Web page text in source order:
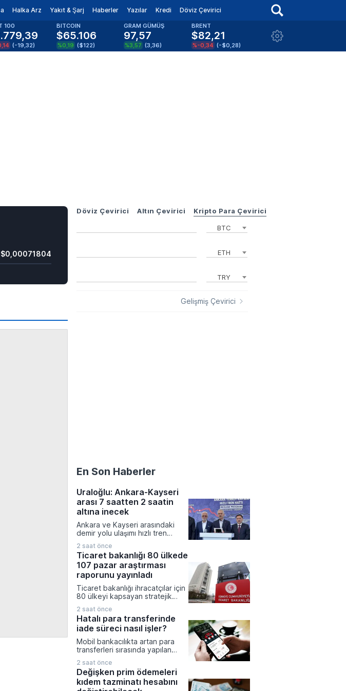
Halka Arz Yakıt & Şarj Haberler Yazılar Kredi Döviz Çevirici
100
(-19,32)
BITCOIN
$65.106
%0,19 ($122)
GRAM GÜMÜŞ
97,57
%3,57 (3,36)
BRENT
$82,21
%-0,34 (-$0,28)
Döviz Çevirici Altın Çevirici Kripto Para Çevirici
BTC
ETH
TRY
Gelişmiş Çevirici
En Son Haberler
Uraloğlu: Ankara-Kayseri
arası 7 saatten 2 saatin
altına inecek
Ankara ve Kayseri arasındaki
demir yolu ulaşımı hızlı tren
yolculuk süresinde devrim
niteliğinde bir kısalma yaşanıyor.
Ulaştırma ve Altyapı Bakanlığı
tarafından yürütülen çalışmalar
sonucunda mevcut durumda 7
saati bulan seyahat süresinin 1
saat 45 dakikaya inmesi
hedefleniyor.
2 saat önce
Ticaret bakanlığı 80 ülkede
107 pazar araştırması
raporunu yayınladı
Ticaret bakanlığı ihracatçılar için
80 ülkeyi kapsayan stratejik
Ticaret müşavirleri tarafından
hazırlanan 107 farklı rapor, Türk
iş dünyasının yeni pazarlara giriş
stratejilerine rehberlik etmek
üzere dijital platformda erişime
açıldı.
2 saat önce
Hatalı para transferinde
iade süreci nasıl işler?
Mobil bankacılıkta artan para
transferleri sırasında yapılan
mali kayıplara yol açabileceği
konusunda uzmanlar tarafından
kritik uyarılar yapılıyor. İşlem
2 saat önce
Değişken prim ödemeleri
kıdem tazminatı hesabını